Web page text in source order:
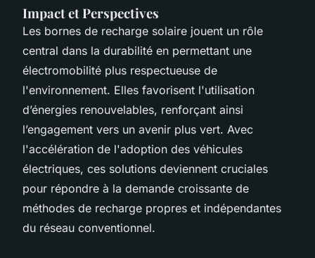
Impact et Perspectives
Les bornes de recharge solaire jouent un rôle
central dans la durabilité en permettant une
électromobilité plus respectueuse de
l'environnement. Elles favorisent l'utilisation
d’énergies renouvelables, renforçant ainsi
l’engagement vers un avenir plus vert. Avec
l'accélération de l'adoption des véhicules
électriques, ces solutions deviennent cruciales
pour répondre à la demande croissante de
méthodes de recharge propres et indépendantes
du réseau conventionnel.